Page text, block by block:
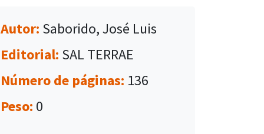
Autor: Saborido, José Luis
Editorial: SAL TERRAE
Número de páginas: 136
Peso: 0